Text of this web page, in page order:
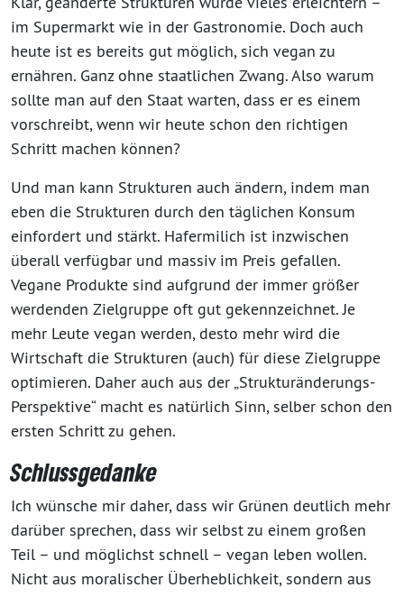
im Supermarkt wie in der Gastronomie. Doch auch
heute ist es bereits gut möglich, sich vegan zu
ernähren. Ganz ohne staatlichen Zwang. Also warum
sollte man auf den Staat warten, dass er es einem
vorschreibt, wenn wir heute schon den richtigen
Schritt machen können?
Und man kann Strukturen auch ändern, indem man
eben die Strukturen durch den täglichen Konsum
einfordert und stärkt. Hafermilich ist inzwischen
überall verfügbar und massiv im Preis gefallen.
Vegane Produkte sind aufgrund der immer größer
werdenden Zielgruppe oft gut gekennzeichnet. Je
mehr Leute vegan werden, desto mehr wird die
Wirtschaft die Strukturen (auch) für diese Zielgruppe
optimieren. Daher auch aus der „Strukturänderungs-
Perspektive“ macht es natürlich Sinn, selber schon den
ersten Schritt zu gehen.
Schlussgedanke
Ich wünsche mir daher, dass wir Grünen deutlich mehr
darüber sprechen, dass wir selbst zu einem großen
Teil – und möglichst schnell – vegan leben wollen.
Nicht aus moralischer Überheblichkeit, sondern aus